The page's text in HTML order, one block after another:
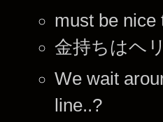
must be nice
金持ちはヘ
We wait
line..?